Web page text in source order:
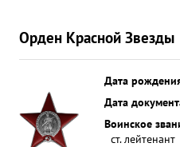
Орден Красной Звезды
Дата
Дата
Воинское
ст. лейтенант